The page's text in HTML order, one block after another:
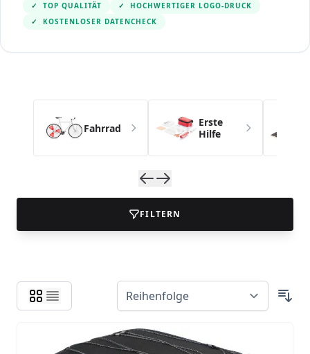
✓ TOP QUALITÄT ✓
HOCHWERTIGER LOGO-DRUCK
✓
KOSTENLOSER DATENCHECK
Navigating through the elements of the carousel is
Press to skip the carousel
Fahrrad
Erste
Hilfe
FILTERN